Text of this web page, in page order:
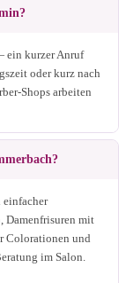
ein kurzer Anruf
oder kurz nach
Shops arbeiten
einfacher
Damenfrisuren mit
Colorationen und
im Salon.